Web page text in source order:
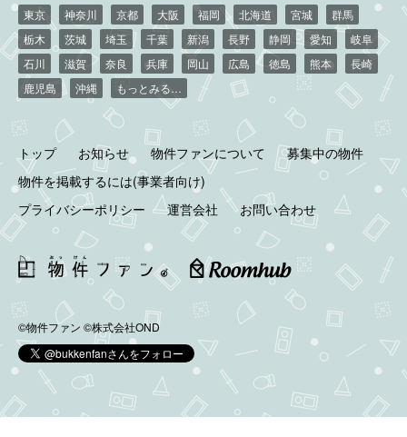
東京 神奈川 京都 大阪 福岡 北海道 宮城
群馬
栃木
茨城 埼玉 千葉 新潟 長野 静岡 愛知
岐阜
石川
滋賀 奈良 兵庫 岡山 広島 徳島 熊本
長崎
鹿児島
沖縄 もっとみる…
トップ お知らせ 物件ファンについて
募集中の物件
物件を掲載するには(事業者向け)
プライバシーポリシー
運営会社 お問い合わせ
©物件ファン ©株式会社OND